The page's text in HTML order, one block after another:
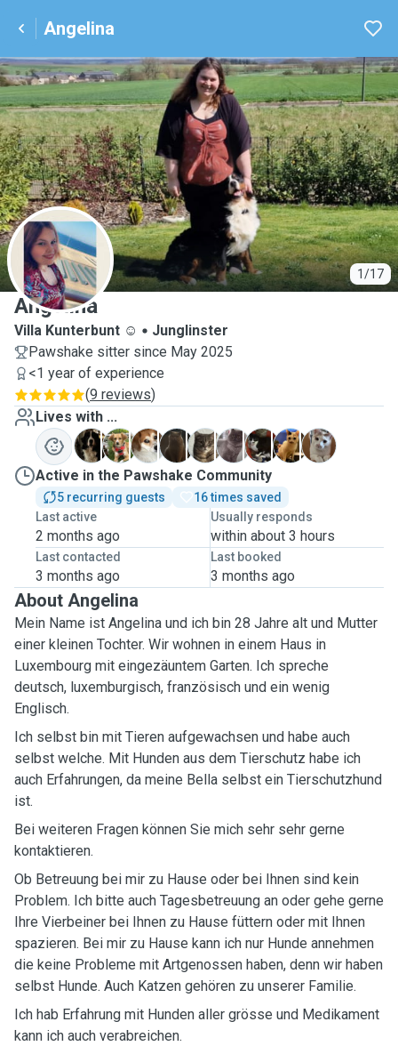
Angelina
1/17
A
Angelina
Villa Kunterbunt ☺️
Junglinster
Pawshake sitter since May 2025
<1 year of experience
(9 reviews)
Lives with ...
B
B B C F L M N
S
Active in the Pawshake Community
5 recurring guests
16 times saved
Last active
2 months ago
Usually responds
within about 3 hours
Last contacted
3 months ago
Last booked
3 months ago
About Angelina
Mein Name ist Angelina und ich bin 28 Jahre alt und Mutter
einer kleinen Tochter. Wir wohnen in einem Haus in
Luxembourg mit eingezäuntem Garten. Ich spreche
deutsch, luxemburgisch, französisch und ein wenig
Englisch.
Ich selbst bin mit Tieren aufgewachsen und habe auch
selbst welche. Mit Hunden aus dem Tierschutz habe ich
auch Erfahrungen, da meine Bella selbst ein Tierschutzhund
ist.
Bei weiteren Fragen können Sie mich sehr sehr gerne
kontaktieren.
Ob Betreuung bei mir zu Hause oder bei Ihnen sind kein
Problem. Ich bitte auch Tagesbetreuung an oder gehe gerne
Ihre Vierbeiner bei Ihnen zu Hause füttern oder mit Ihnen
spazieren. Bei mir zu Hause kann ich nur Hunde annehmen
die keine Probleme mit Artgenossen haben, denn wir haben
selbst Hunde. Auch Katzen gehören zu unserer Familie.
Ich hab Erfahrung mit Hunden aller grösse und Medikament
kann ich auch verabreichen.